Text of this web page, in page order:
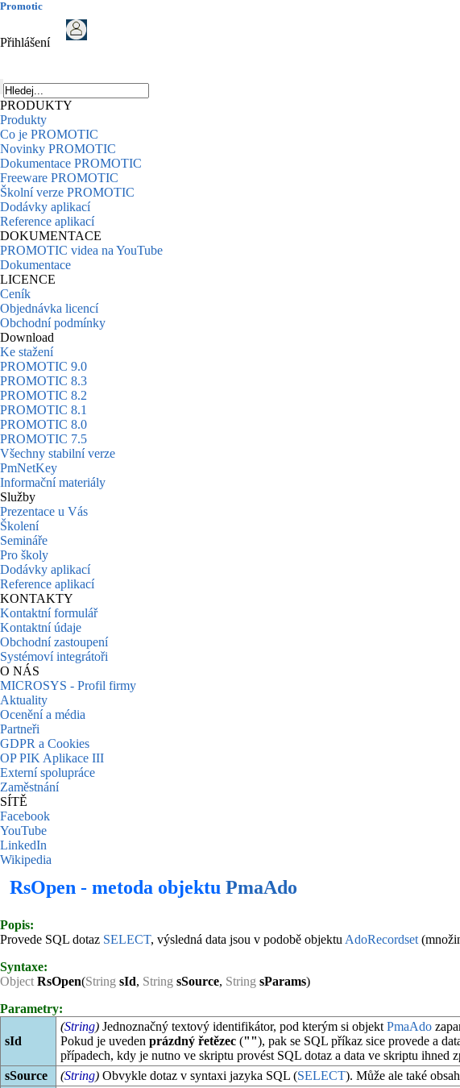
Promotic
Přihlášení
PRODUKTY
Produkty
Co je PROMOTIC
Novinky PROMOTIC
Dokumentace PROMOTIC
Freeware PROMOTIC
Školní verze PROMOTIC
Dodávky aplikací
Reference aplikací
DOKUMENTACE
PROMOTIC videa na YouTube
Dokumentace
LICENCE
Ceník
Objednávka licencí
Obchodní podmínky
Download
Ke stažení
PROMOTIC 9.0
PROMOTIC 8.3
PROMOTIC 8.2
PROMOTIC 8.1
PROMOTIC 8.0
PROMOTIC 7.5
Všechny stabilní verze
PmNetKey
Informační materiály
Služby
Prezentace u Vás
Školení
Semináře
Pro školy
Dodávky aplikací
Reference aplikací
KONTAKTY
Kontaktní formulář
Kontaktní údaje
Obchodní zastoupení
Systémoví integrátoři
O NÁS
MICROSYS - Profil firmy
Aktuality
Ocenění a média
Partneři
GDPR a Cookies
OP PIK Aplikace III
Externí spolupráce
Zaměstnání
SÍTĚ
Facebook
YouTube
LinkedIn
Wikipedia
RsOpen - metoda objektu PmaAdo
Popis:
Provede SQL dotaz SELECT, výsledná data jsou v podobě objektu AdoRecordset
Syntaxe:
Object RsOpen(String sId, String sSource, String sParams)
Parametry:
sId
(String)Jednoznačný textový identifikátor, pod kterým si objekt PmaAdo
Pokud je uveden prázdný řetězec(""), pak se SQL příkaz sice provede a
případech, kdy je nutno ve skriptu provést SQL dotaz a data ve skriptu ihned
sSource
(String)Obvykle dotaz v syntaxi jazyka SQL (SELECT). Může ale také